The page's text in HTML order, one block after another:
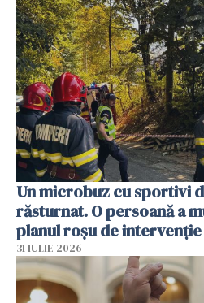
Un microbuz cu sportivi
răsturnat. O persoană a
planul roșu de intervenție
31 IULIE 2026